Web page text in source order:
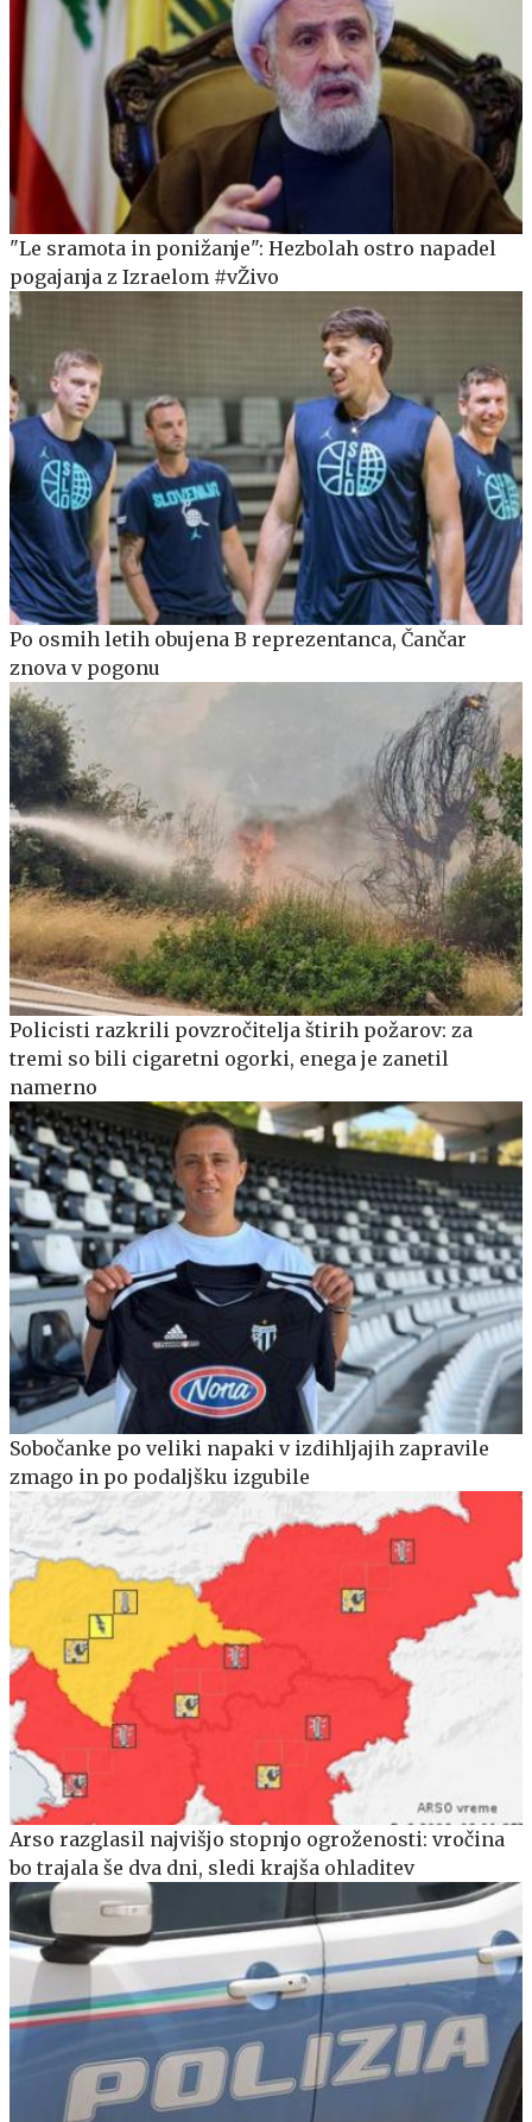
"Le sramota in ponižanje": Hezbolah ostro napadel
pogajanja z Izraelom #vŽivo
Po osmih letih obujena B reprezentanca, Čančar
znova v pogonu
Policisti razkrili povzročitelja štirih požarov: za
tremi so bili cigaretni ogorki, enega je zanetil
namerno
Sobočanke po veliki napaki v izdihljajih zapravile
zmago in po podaljšku izgubile
Arso razglasil najvišjo stopnjo ogroženosti: vročina
bo trajala še dva dni, sledi krajša ohladitev